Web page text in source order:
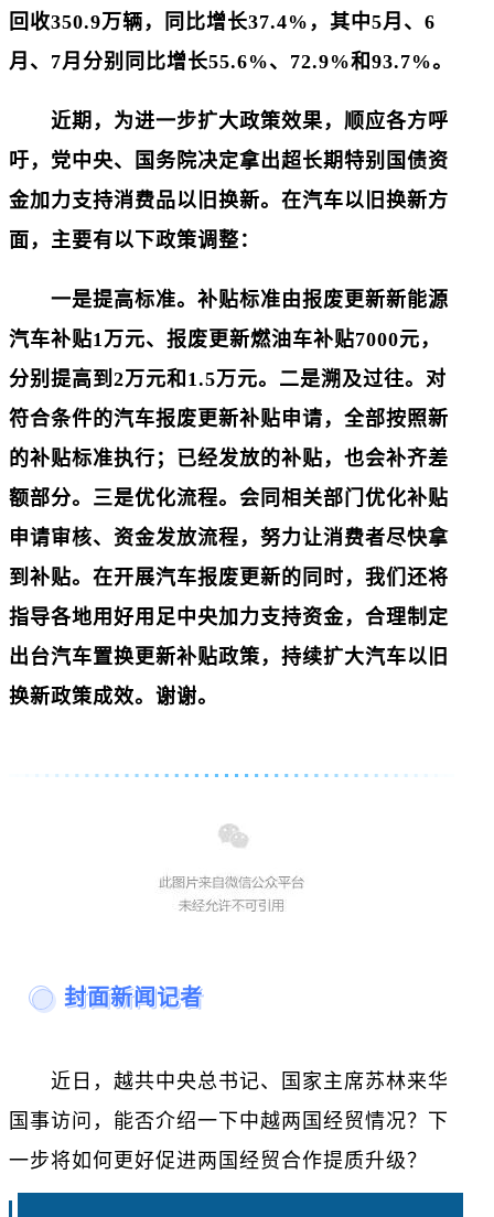
回收350.9万辆，同比增长37.4%，其中5月、6
月、7月分别同比增长55.6%、72.9%和93.7%。
近期，为进一步扩大政策效果，顺应各方呼
吁，党中央、国务院决定拿出超长期特别国债资
金加力支持消费品以旧换新。在汽车以旧换新方
面，主要有以下政策调整：
一是提高标准。补贴标准由报废更新新能源
汽车补贴1万元、报废更新燃油车补贴7000元，
分别提高到2万元和1.5万元。二是溯及过往。对
符合条件的汽车报废更新补贴申请，全部按照新
的补贴标准执行；已经发放的补贴，也会补齐差
额部分。三是优化流程。会同相关部门优化补贴
申请审核、资金发放流程，努力让消费者尽快拿
到补贴。在开展汽车报废更新的同时，我们还将
指导各地用好用足中央加力支持资金，合理制定
出台汽车置换更新补贴政策，持续扩大汽车以旧
换新政策成效。谢谢。
封面新闻记者
近日，越共中央总书记、国家主席苏林来华
国事访问，能否介绍一下中越两国经贸情况？下
一步将如何更好促进两国经贸合作提质升级？